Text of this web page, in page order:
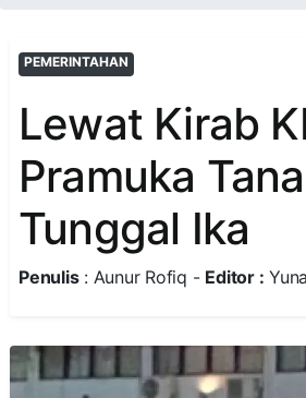
PEMERINTAHAN
Lewat Kirab
Pramuka
Tunggal Ika
Penulis: Aunur Rofiq - Editor :